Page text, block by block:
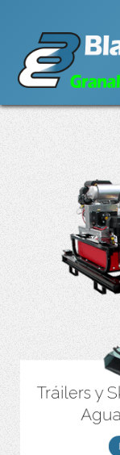
Tráilers y
Skid con